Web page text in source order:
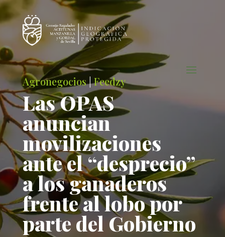
Agronegocios|Feedzy
Las OPAS
anuncian
movilizaciones
ante el “desprecio”
a los ganaderos
frente al lobo por
parte del Gobierno